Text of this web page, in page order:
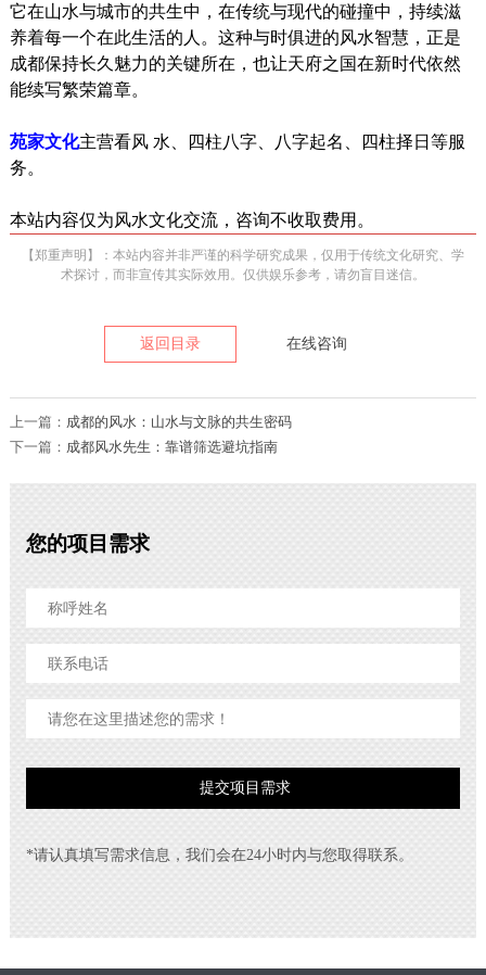
它在山水与城市的共生中，在传统与现代的碰撞中，持续滋
养着每一个在此生活的人。这种与时俱进的风水智慧，正是
成都保持长久魅力的关键所在，也让天府之国在新时代依然
能续写繁荣篇章。
苑家文化主营看风 水、四柱八字、八字起名、四柱择日等服
务。
本站内容仅为风水文化交流，咨询不收取费用。
【郑重声明】：本站内容并非严谨的科学研究成果，仅用于传统文化研究、学
术探讨，而非宣传其实际效用。仅供娱乐参考，请勿盲目迷信。
返回目录 在线咨询
上一篇： 成都的风水：山水与文脉的共生密码
下一篇： 成都风水先生：靠谱筛选避坑指南
您的项目需求
*请认真填写需求信息，我们会在24小时内与您取得联系。